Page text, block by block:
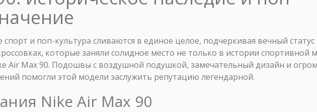
и поп-культура сливаются в единое целое, подчеркивая вечный статус
которые заняли солидное место не только в истории спортивной
Air Max 90. Подошвы с воздушной подушкой, замечательный дизайн и
помогли этой модели заслужить репутацию легендарной.
Nike Air Max 90